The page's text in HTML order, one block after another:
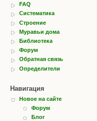
FAQ
Систематика
Строение
Муравьи дома
Библиотека
Форум
Обратная связь
Определители
Навигация
Новое на сайте
Форум
Блог